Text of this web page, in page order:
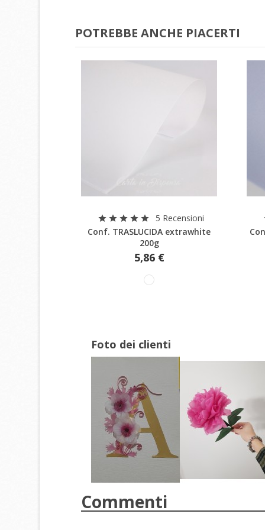
POTREBBE ANCHE PIACERTI
star star star star star
5 Recensioni
Conf. TRASLUCIDA extrawhite
200g
5,86 €
Foto dei clienti
Commenti